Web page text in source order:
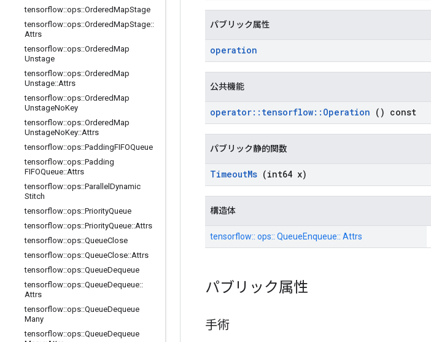
tensorflow::ops::OrderedMapStage
tensorflow::ops::OrderedMapStage::
Attrs
tensorflow::ops::OrderedMap
Unstage
tensorflow::ops::OrderedMap
Unstage::Attrs
tensorflow::ops::OrderedMap
UnstageNoKey
tensorflow::ops::OrderedMap
UnstageNoKey::Attrs
tensorflow::ops::PaddingFIFOQueue
tensorflow::ops::Padding
FIFOQueue::Attrs
tensorflow::ops::Parallel Dynamic
Stitch
tensorflow::ops::PriorityQueue
tensorflow::ops::PriorityQueue::Attrs
tensorflow::ops::QueueClose
tensorflow::ops::QueueClose::Attrs
tensorflow::ops::QueueDequeue
tensorflow::ops::QueueDequeue::
Attrs
tensorflow::ops::QueueDequeue
Many
tensorflow::ops::QueueDequeue
パブリック属性
operation
公共機能
operator:: tensorflow:: Operation () const
パブリック静的関数
TimeoutMs (int64 x)
構造体
tensorflow:: ops:: QueueEnqueue:: Attrs
パブリック属性
手術